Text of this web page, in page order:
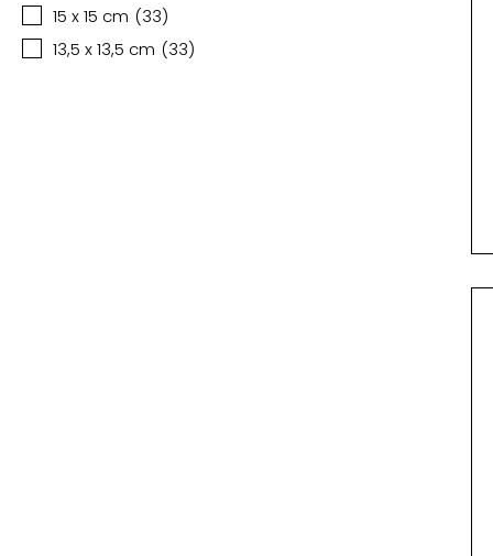
15 x 15 cm (33)
13,5 x 13,5 cm (33)